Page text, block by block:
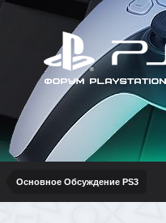
Основное Обсуждение PS3